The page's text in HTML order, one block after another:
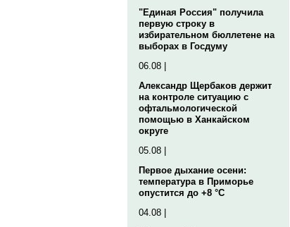
"Единая Россия" получила
первую строку в
избирательном бюллетене на
выборах в Госдуму
06.08 |
Александр Щербаков держит
на контроле ситуацию с
офтальмологической
помощью в Ханкайском
округе
05.08 |
Первое дыхание осени:
температура в Приморье
опустится до +8 °C
04.08 |